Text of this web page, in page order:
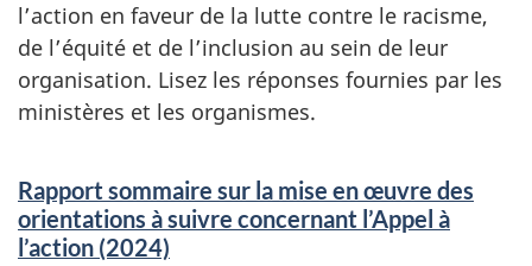
l’action en faveur de la lutte contre le racisme,
de l’équité et de l’inclusion au sein de leur
organisation. Lisez les réponses fournies par les
ministères et les organismes.
Rapport sommaire sur la mise en œuvre des
orientations à suivre concernant l’Appel à
l’action (2024)